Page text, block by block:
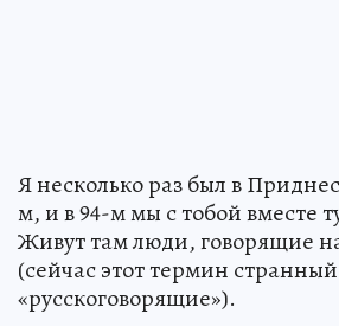
Я несколько раз был в
м, и в 94-м мы с тобой вместе
Живут там люди, говорящие
(сейчас этот термин
«русскоговорящие»).